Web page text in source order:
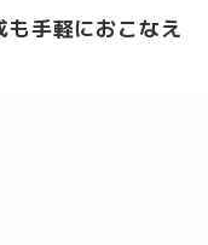
手軽におこなえ